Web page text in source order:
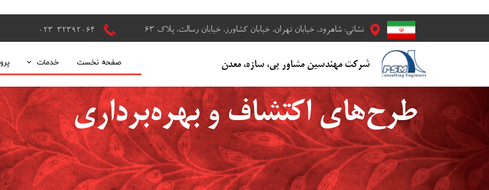
نشانی: شاهرود، خیابان تهران، خیابان کشاورز، خیابان رسالت، پلاک 63 ۰۲3-32392064
صفحه نخست خدمات
نظارت بر
مطالعات
​​​شرکت مهندسین مشاور پی، سازه، معدن
طرح‌های اکتشاف و بهره‌برداری